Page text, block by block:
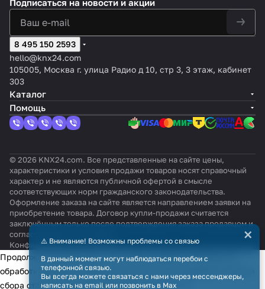
Подписаться на новости и акции
8 495 150 2593
hello@knx24.com
105005, Москва г. улица Радио д 10, стр 3, 3 этаж, кабинет
303
Каталог
Помощь
© 2026 KNX24.com. Все представленные на сайте цены,
характеристики и условия продажи товаров носят справочный
характер и не являются публичной офертой в смысле
соответствующих норм гражданского законодательства.
Оформление заказа на сайте является направлением заявки на
приобретение товара. Договор купли-продажи считается
заключённым только после подтверждения заказа продавцом и
согласования всех условий.
КонфиденциальностьОферта
⚠️ Внимание! Возможны проблемы со связью
В данный момент могут наблюдаться перебои с
телефонной связью.
Вы всегда можете связаться с нами через мессенджеры,
написать на email или позвонить в Max
×
Продолжая использовать наш сайт, вы даёте согласие на
обработку файлов cookie в целях функционирования сайта и
сбора статистики в соответствии сполитикой